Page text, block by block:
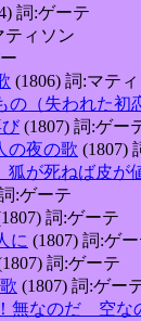
詞:ゲーテ
ティソン
(1806) 詞:マテ
（失われた初
(1807) 詞:ゲー
の夜の歌 (1807)
狐が死ねば皮が
:ゲーテ
詞:ゲーテ
に (1807) 詞:ゲ
詞:ゲーテ
(1807) 詞:ゲー
！無なのだ 空な